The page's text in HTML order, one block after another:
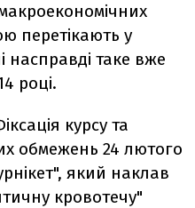
перетікають у
насправді таке вже
році.
курсу та
обмежень 24 лютого
який наклав
кровотечу"